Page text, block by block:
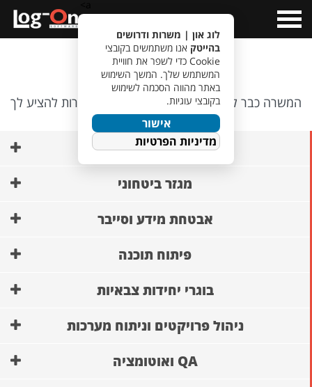
Menu
אופס…
המשרה כבר לא קיימת, אבל יש לנו משרות אחרות להציע לך
🙂
AI ופיתוח מודלים
מגזר ביטחוני
אבטחת מידע וסייבר
פיתוח תוכנה
בוגרי יחידות צבאיות
ניהול פרויקטים וניתוח מערכות
QA ואוטומציה
לוג און | משרות ודרושים
בהייטק אנו משתמשים בקובצי
Cookie כדי לשפר את חוויית
המשתמש שלך. המשך השימוש
באתר מהווה הסכמה לשימוש
בקובצי עוגיות.
אישור
מדיניות הפרטיות